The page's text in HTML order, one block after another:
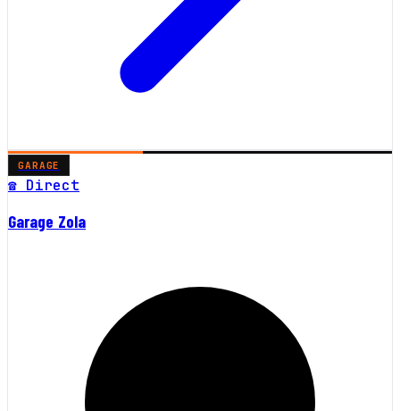
GARAGE
☎ Direct
Garage Zola